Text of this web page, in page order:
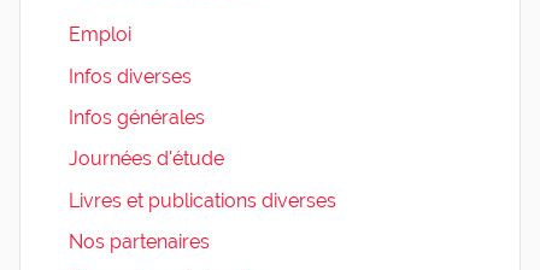
Emploi
Infos diverses
Infos générales
Journées d'étude
Livres et publications diverses
Nos partenaires